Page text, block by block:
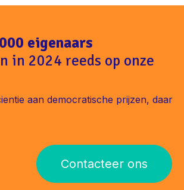
eigenaars
in 2024 reeds op onze
aan democratische prijzen, daar
Contacteer ons